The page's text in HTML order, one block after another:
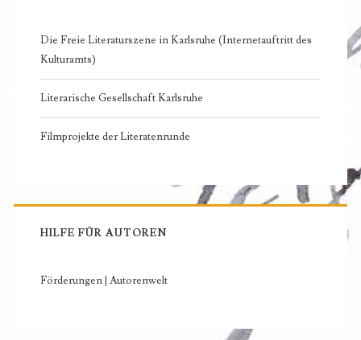
Die Freie Literaturszene in Karlsruhe (Internetauftritt des
Kulturamts)
Literarische Gesellschaft Karlsruhe
Filmprojekte der Literatenrunde
HILFE FÜR AUTOREN
Förderungen | Autorenwelt